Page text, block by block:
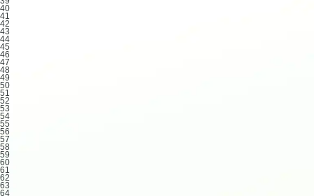
40
41
42
43
44
45
46
47
48
49
50
51
52
53
54
55
56
57
58
59
60
61
62
63
64